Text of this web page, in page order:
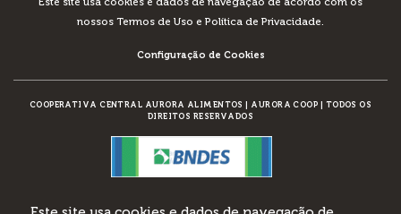
nossos Termos de Uso e Política de Privacidade
Configuração de Cookies
COOPERATIVA CENTRAL AURORA ALIMENTOS AURORA COOP
TODOS OS
DIREITOS RESERVADOS